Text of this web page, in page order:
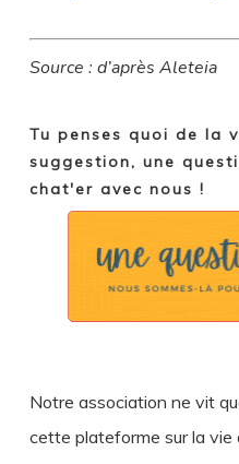
Source : d’après Aleteia
Tu penses quoi de la
suggestion, une
chat'er avec nous !
Notre association ne vit
cette plateforme sur la vie